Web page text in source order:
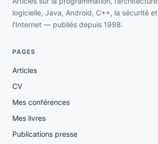
logicielle, Java, Android, C++, la sécurité et
l’Internet — publiés depuis 1998.
PAGES
Articles
CV
Mes conférences
Mes livres
Publications presse